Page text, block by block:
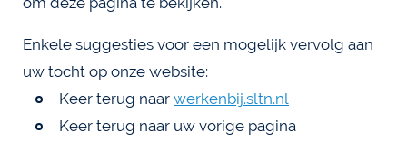
Enkele suggesties voor een mogelijk vervolg aan
uw tocht op onze website:
Keer terug naar werkenbij.sltn.nl
Keer terug naar uw vorige pagina